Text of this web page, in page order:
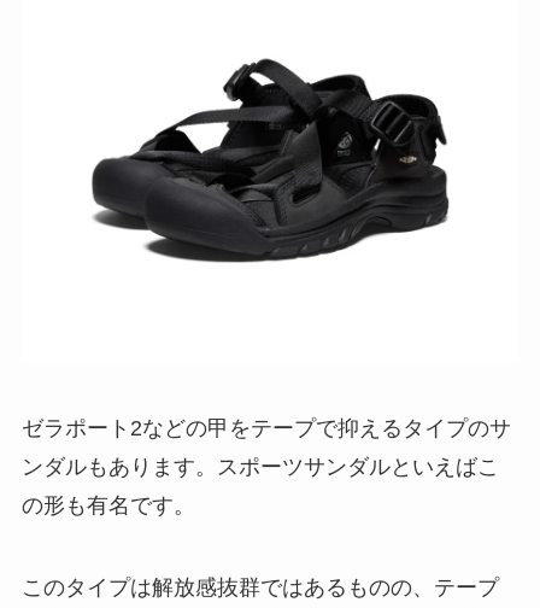
ゼラポート2などの甲をテープで抑えるタイプのサ
ンダルもあります。スポーツサンダルといえばこ
の形も有名です。
このタイプは解放感抜群ではあるものの、テープ